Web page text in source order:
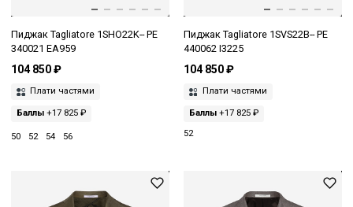
Пиджак Tagliatore 1SHO22K-- PE
340021 EA959
104 850 ₽
Плати частями
Баллы +17 825 ₽
50 52 54 56
Пиджак Tagliatore 1SVS22B-- PE
440062 I3225
104 850 ₽
Плати частями
Баллы+17 825 ₽
52